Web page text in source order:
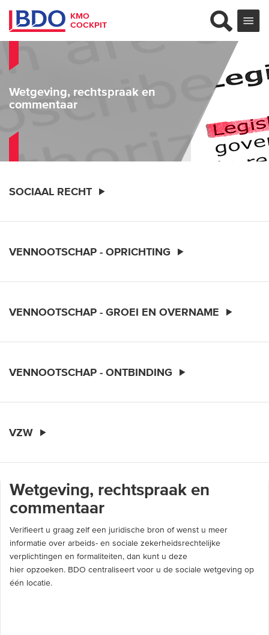
KMO
COCKPIT
Wetgeving, rechtspraak en
commentaar
SOCIAAL RECHT
VENNOOTSCHAP - OPRICHTING
VENNOOTSCHAP - GROEI EN OVERNAME
VENNOOTSCHAP - ONTBINDING
VZW
Wetgeving, rechtspraak en
commentaar
Verifieert u graag zelf een juridische bron of wenst u meer
informatie over arbeids- en sociale zekerheidsrechtelijke
verplichtingen en formaliteiten, dan kunt u deze
hier opzoeken. BDO centraliseert voor u de sociale wetgeving op
één locatie.